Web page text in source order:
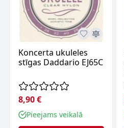
Koncerta ukuleles
stīgas Daddario EJ65C
8,90 €
Pieejams veikalā